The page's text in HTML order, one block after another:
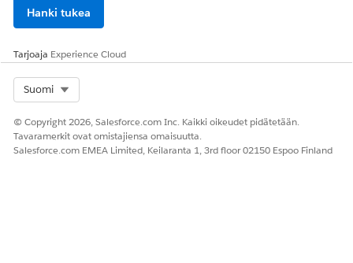
Hanki tukea
Tarjoaja Experience Cloud
Suomi
© Copyright 2026, Salesforce.com Inc. Kaikki oikeudet pidätetään.
Tavaramerkit ovat omistajiensa omaisuutta.
Salesforce.com EMEA Limited, Keilaranta 1, 3rd floor 02150 Espoo Finland